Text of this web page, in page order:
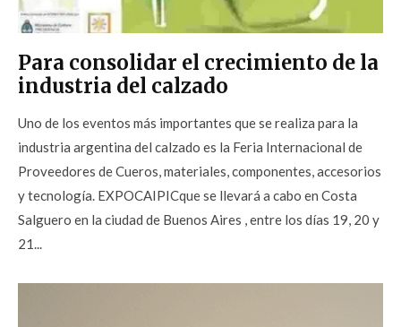
Para consolidar el crecimiento de la
industria del calzado
Uno de los eventos más importantes que se realiza para la
industria argentina del calzado es la Feria Internacional de
Proveedores de Cueros, materiales, componentes, accesorios
y tecnología. EXPOCAIPICque se llevará a cabo en Costa
Salguero en la ciudad de Buenos Aires , entre los días 19, 20 y
21...